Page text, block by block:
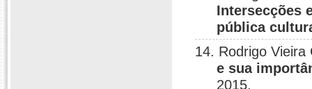
Intersecções
pública
14. Rodrigo
e sua
2015.